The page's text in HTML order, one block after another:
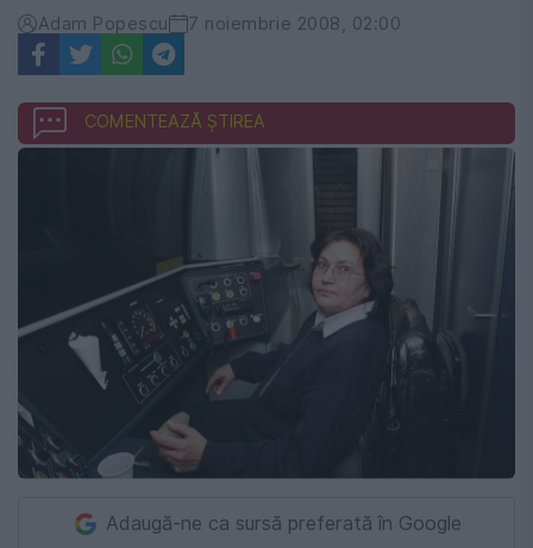
Evenimentul
Zilei
Adam Popescu 7 noiembrie 2008, 02:00
COMENTEAZĂ ȘTIREA
Adaugă-ne ca sursă preferată în Google